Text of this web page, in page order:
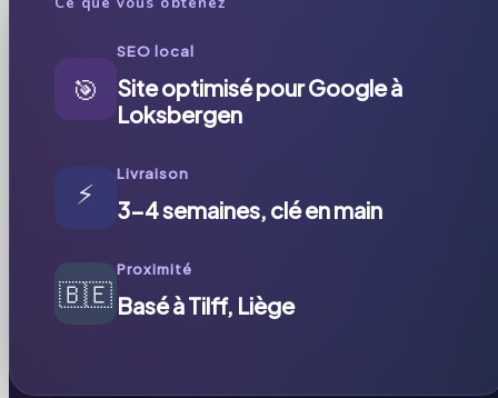
🎯
SEO local
Site optimisé pour Google à
Loksbergen
⚡
Livraison
3-4 semaines, clé en main
🇧🇪
Proximité
Basé à Tilff, Liège